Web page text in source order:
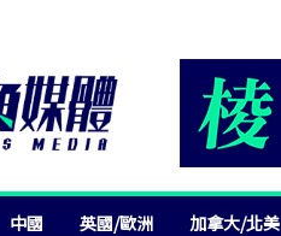
中國 英國/歐洲 加拿大/北美